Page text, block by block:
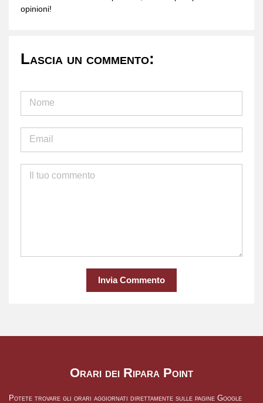
opinioni!
Lascia un commento:
Invia Commento
Orari dei Ripara Point
Potete trovare gli orari aggiornati direttamente sulle pagine Google